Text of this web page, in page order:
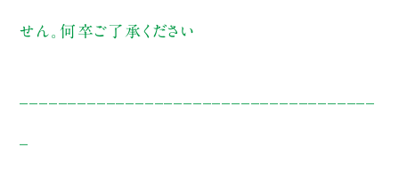
せん。何卒ご了承ください